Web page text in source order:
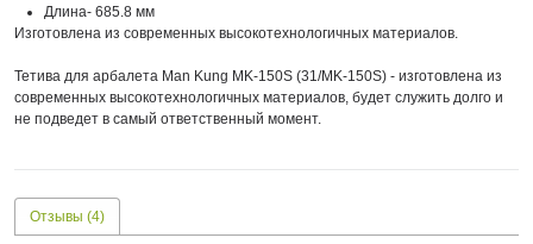
Длина- 685.8 мм
Изготовлена из современных высокотехнологичных материалов.
Тетива для арбалета Man Kung MK-150S (31/MK-150S) - изготовлена из
современных высокотехнологичных материалов, будет служить долго и
не подведет в самый ответственный момент.
Отзывы (4)